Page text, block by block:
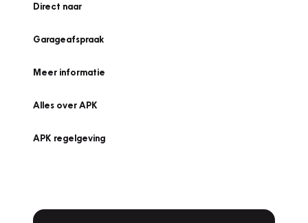
Direct naar
Garageafspraak
Meer informatie
Alles over APK
APK regelgeving